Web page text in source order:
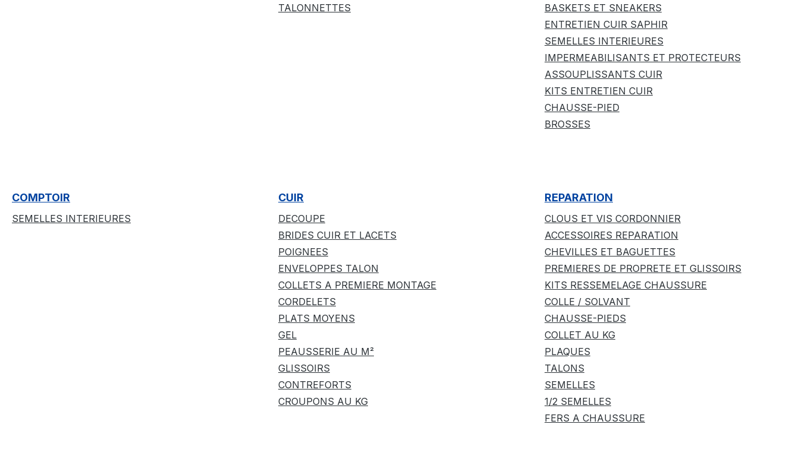
TALONNETTES
BASKETS ET SNEAKERS
ENTRETIEN CUIR SAPHIR
SEMELLES INTERIEURES
IMPERMEABILISANTS ET PROTECTEURS
ASSOUPLISSANTS CUIR
KITS ENTRETIEN CUIR
CHAUSSE-PIED
BROSSES
COMPTOIR
SEMELLES INTERIEURES
CUIR
DECOUPE
BRIDES CUIR ET LACETS
POIGNEES
ENVELOPPES TALON
COLLETS A PREMIERE MONTAGE
CORDELETS
PLATS MOYENS
GEL
PEAUSSERIE AU M²
GLISSOIRS
CONTREFORTS
CROUPONS AU KG
REPARATION
CLOUS ET VIS CORDONNIER
ACCESSOIRES REPARATION
CHEVILLES ET BAGUETTES
PREMIERES DE PROPRETE ET GLISSOIRS
KITS RESSEMELAGE CHAUSSURE
COLLE / SOLVANT
CHAUSSE-PIEDS
COLLET AU KG
PLAQUES
TALONS
SEMELLES
1/2 SEMELLES
FERS A CHAUSSURE